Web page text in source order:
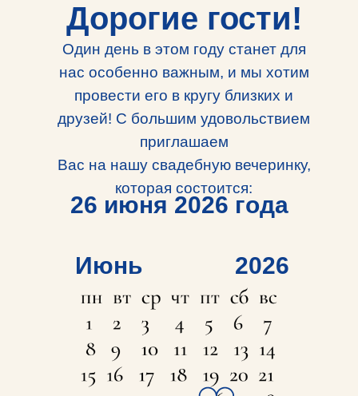
Дорогие гости!
Один день в этом году станет для
нас особенно важным, и мы хотим
провести его в кругу близких и
друзей! С большим удовольствием
приглашаем
Вас на нашу свадебную вечеринку,
которая состоится:
26 июня 2026 года
2026
Июнь